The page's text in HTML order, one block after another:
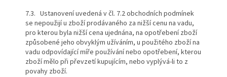
7.3. Ustanovení uvedená v čl. 7.2 obchodních podmínek
se nepoužijí u zboží prodávaného za nižší cenu na vadu,
pro kterou byla nižší cena ujednána, na opotřebení zboží
způsobené jeho obvyklým užíváním, u použitého zboží na
vadu odpovídající míře používání nebo opotřebení, kterou
zboží mělo při převzetí kupujícím, nebo vyplývá-li to z
povahy zboží.